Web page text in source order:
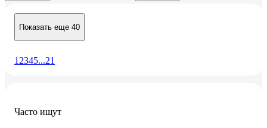
Показать еще 40
1 2345...21
Часто ищут